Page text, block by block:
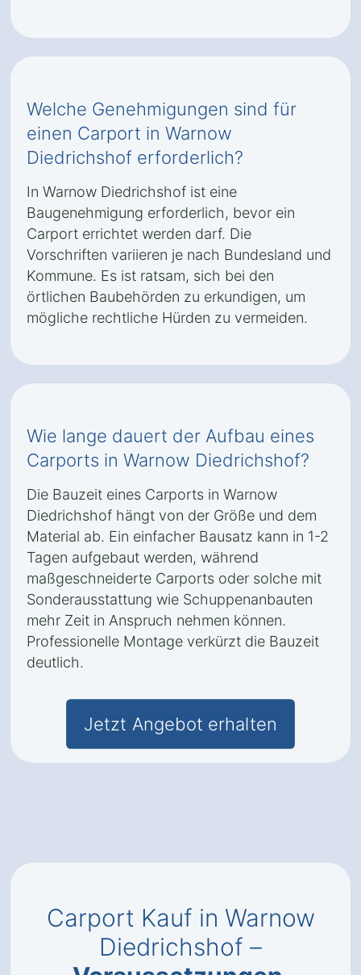
Welche Genehmigungen sind für
einen Carport in Warnow
Diedrichshof erforderlich?
In Warnow Diedrichshof ist eine
Baugenehmigung erforderlich, bevor ein
Carport errichtet werden darf. Die
Vorschriften variieren je nach Bundesland und
Kommune. Es ist ratsam, sich bei den
örtlichen Baubehörden zu erkundigen, um
mögliche rechtliche Hürden zu vermeiden.
Wie lange dauert der Aufbau eines
Carports in Warnow Diedrichshof?
Die Bauzeit eines Carports in Warnow
Diedrichshof hängt von der Größe und dem
Material ab. Ein einfacher Bausatz kann in 1-2
Tagen aufgebaut werden, während
maßgeschneiderte Carports oder solche mit
Sonderausstattung wie Schuppenanbauten
mehr Zeit in Anspruch nehmen können.
Professionelle Montage verkürzt die Bauzeit
deutlich.
Jetzt Angebot erhalten
Carport Kauf in Warnow
Diedrichshof –